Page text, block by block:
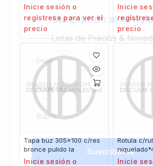
Inicie sesión o
regístrese para ver el
precio
Inicie
precio
Tapa buz 305×100 c/res
bronce pulido la
Inicie sesión o
Rotula c/
Inicie
Suscripción al
Listas de Precios &
Suscribirme